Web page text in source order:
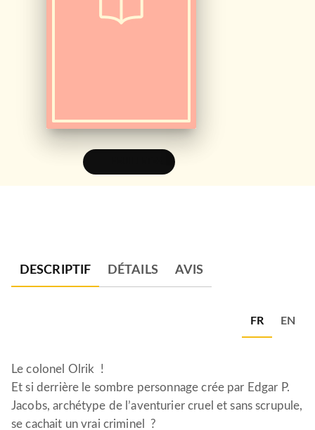
DESCRIPTIF DÉTAILS AVIS
FR EN
Le colonel Olrik !
Et si derrière le sombre personnage crée par Edgar P.
Jacobs, archétype de l’aventurier cruel et sans scrupule,
se cachait un vrai criminel ?